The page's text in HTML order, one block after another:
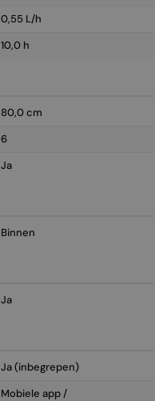
0,55 L/h
10,0 h
80,0 cm
6
Ja
Binnen
Ja
Ja (inbegrepen)
Mobiele app /